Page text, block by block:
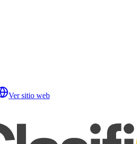
Ver sitio web